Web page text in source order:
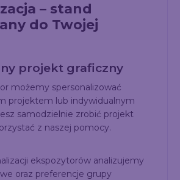
– stand
do Twojej
projekt graficzny
możemy spersonalizować
projektem lub indywidualnym
samodzielnie zrobić projekt
z naszej pomocy.
ekspozytorów analizujemy
oraz preferencje grupy